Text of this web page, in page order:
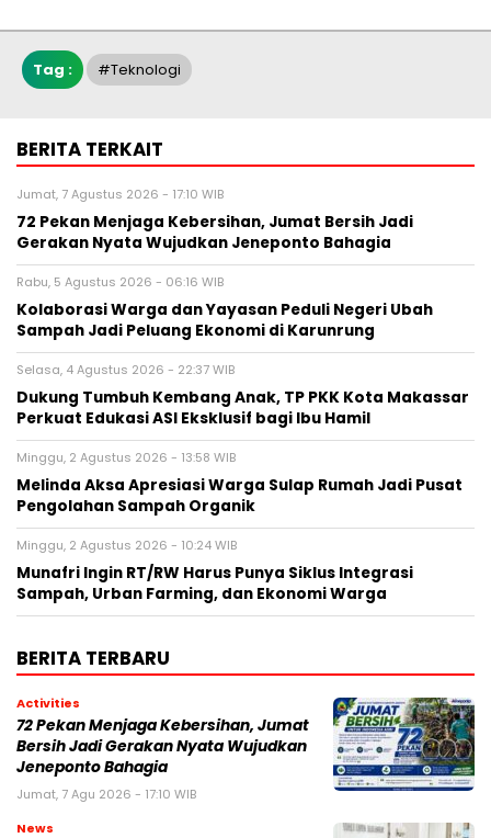
Tag : #teknologi
BERITA TERKAIT
Jumat, 7 Agustus 2026 - 17:10 WIB
72 Pekan Menjaga Kebersihan, Jumat Bersih Jadi
Gerakan Nyata Wujudkan Jeneponto Bahagia
Rabu, 5 Agustus 2026 - 06:16 WIB
Kolaborasi Warga dan Yayasan Peduli Negeri Ubah
Sampah Jadi Peluang Ekonomi di Karunrung
Selasa, 4 Agustus 2026 - 22:37 WIB
Dukung Tumbuh Kembang Anak, TP PKK Kota Makassar
Perkuat Edukasi ASI Eksklusif bagi Ibu Hamil
Minggu, 2 Agustus 2026 - 13:58 WIB
Melinda Aksa Apresiasi Warga Sulap Rumah Jadi Pusat
Pengolahan Sampah Organik
Minggu, 2 Agustus 2026 - 10:24 WIB
Munafri Ingin RT/RW Harus Punya Siklus Integrasi
Sampah, Urban Farming, dan Ekonomi Warga
BERITA TERBARU
Activities
72 Pekan Menjaga Kebersihan, Jumat
Bersih Jadi Gerakan Nyata Wujudkan
Jeneponto Bahagia
Jumat, 7 Agu 2026 - 17:10 WIB
News